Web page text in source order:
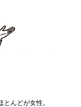
んどが女性。